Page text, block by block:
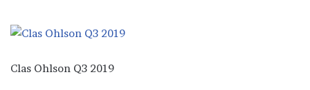
Clas Ohlson Q3 2019